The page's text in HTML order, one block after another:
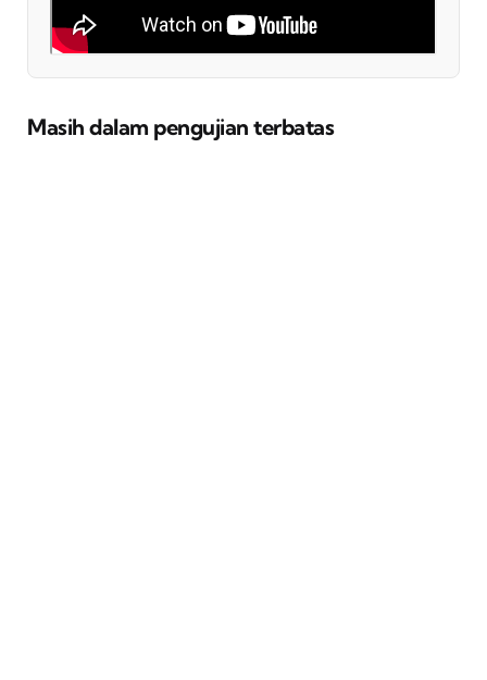
Masih dalam pengujian terbatas